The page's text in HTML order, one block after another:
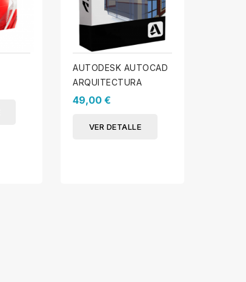
AUTODESK AUTOCAD
ARQUITECTURA
49,00 €
VER DETALLE